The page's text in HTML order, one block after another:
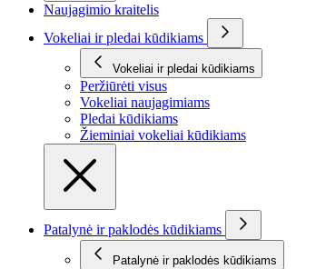
Naujagimio kraitelis
Vokeliai ir pledai kūdikiams
Vokeliai ir pledai kūdikiams
Peržiūrėti visus
Vokeliai naujagimiams
Pledai kūdikiams
Žieminiai vokeliai kūdikiams
Patalynė ir paklodės kūdikiams
Patalynė ir paklodės kūdikiams